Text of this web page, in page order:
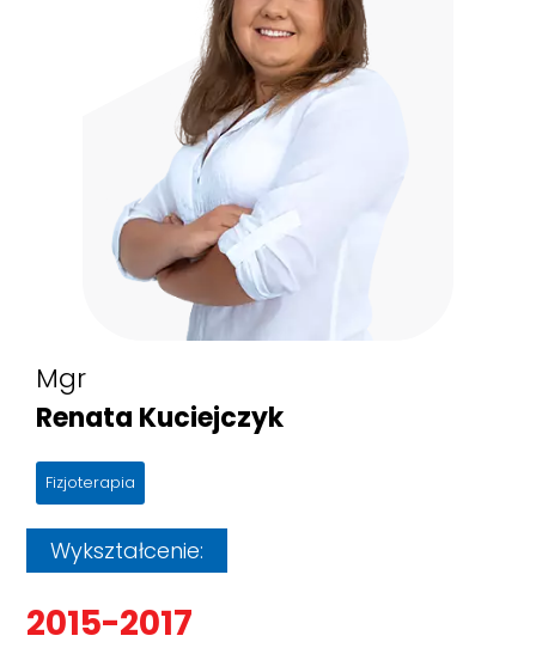
Wykształcenie:
2015-2017
Mgr
Renata Kuciejczyk
Fizjoterapia